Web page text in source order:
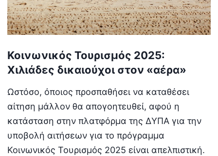
Κοινωνικός Τουρισμός 2025:
Χιλιάδες δικαιούχοι στον «αέρα»
Ωστόσο, όποιος προσπαθήσει να καταθέσει
αίτηση μάλλον θα απογοητευθεί, αφού η
κατάσταση στην πλατφόρμα της ΔΥΠΑ για την
υποβολή αιτήσεων για το πρόγραμμα
Κοινωνικός Τουρισμός 2025 είναι απελπιστική.